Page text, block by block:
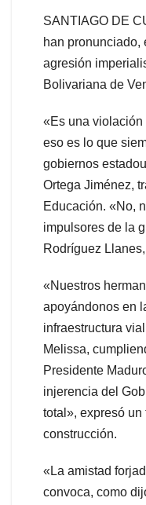
SANTIAGO DE
han pronunciado,
agresión
Bolivariana de
«Es una violación
eso es lo que
gobiernos
Ortega Jiménez,
Educación. «No,
impulsores de la
Rodríguez
«Nuestros
apoyándonos en
infraestructura
Melissa,
Presidente
injerencia del
total», expresó un
construcción.
«La amistad
convoca, como